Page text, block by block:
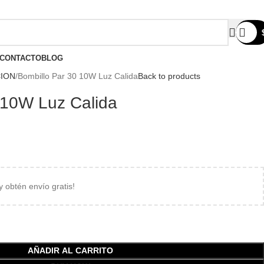
CONTACTOBLOG
Bombillo Par 30 10W Luz CalidaBack to products
Luz Calida
obtén envío gratis!
AÑADIR AL CARRITO